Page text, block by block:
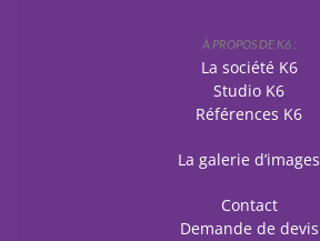
À PROPOS DE K6 :
La société K6
Studio K6
Références K6
La galerie d’images
Contact
Demande de devis